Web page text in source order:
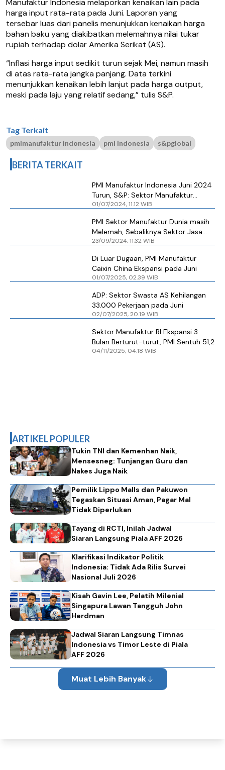
Manufaktur Indonesia melaporkan kenaikan lain pada
harga input rata-rata pada Juni. Laporan yang
tersebar luas dari panelis menunjukkan kenaikan harga
bahan baku yang diakibatkan melemahnya nilai tukar
rupiah terhadap dolar Amerika Serikat (AS).
“Inflasi harga input sedikit turun sejak Mei, namun masih
di atas rata-rata jangka panjang. Data terkini
menunjukkan kenaikan lebih lanjut pada harga output,
meski pada laju yang relatif sedang,” tulis S&P.
Tag Terkait
pmimanufaktur indonesia pmi indonesia s&pglobal
BERITA TERKAIT
PMI Manufaktur Indonesia Juni 2024
Turun, S&P: Sektor Manufaktur
Kehilangan Momentum
01/07/2024, 11.12 WIB
PMI Sektor Manufaktur Dunia masih
Melemah, Sebaliknya Sektor Jasa
Ekspansif
23/09/2024, 11.32 WIB
Di Luar Dugaan, PMI Manufaktur
Caixin China Ekspansi pada Juni
01/07/2025, 02.39 WIB
ADP: Sektor Swasta AS Kehilangan
33.000 Pekerjaan pada Juni
02/07/2025, 20.19 WIB
Sektor Manufaktur RI Ekspansi 3
Bulan Berturut-turut, PMI Sentuh 51,2
04/11/2025, 04.18 WIB
ARTIKEL POPULER
Tukin TNI dan Kemenhan Naik,
Mensesneg: Tunjangan Guru dan
Nakes Juga Naik
Pemilik Lippo Malls dan Pakuwon
Tegaskan Situasi Aman, Pagar Mal
Tidak Diperlukan
Tayang di RCTI, Inilah Jadwal
Siaran Langsung Piala AFF 2026
Klarifikasi Indikator Politik
Indonesia: Tidak Ada Rilis Survei
Nasional Juli 2026
Kisah Gavin Lee, Pelatih Milenial
Singapura Lawan Tangguh John
Herdman
Jadwal Siaran Langsung Timnas
Indonesia vs Timor Leste di Piala
AFF 2026
Muat Lebih Banyak